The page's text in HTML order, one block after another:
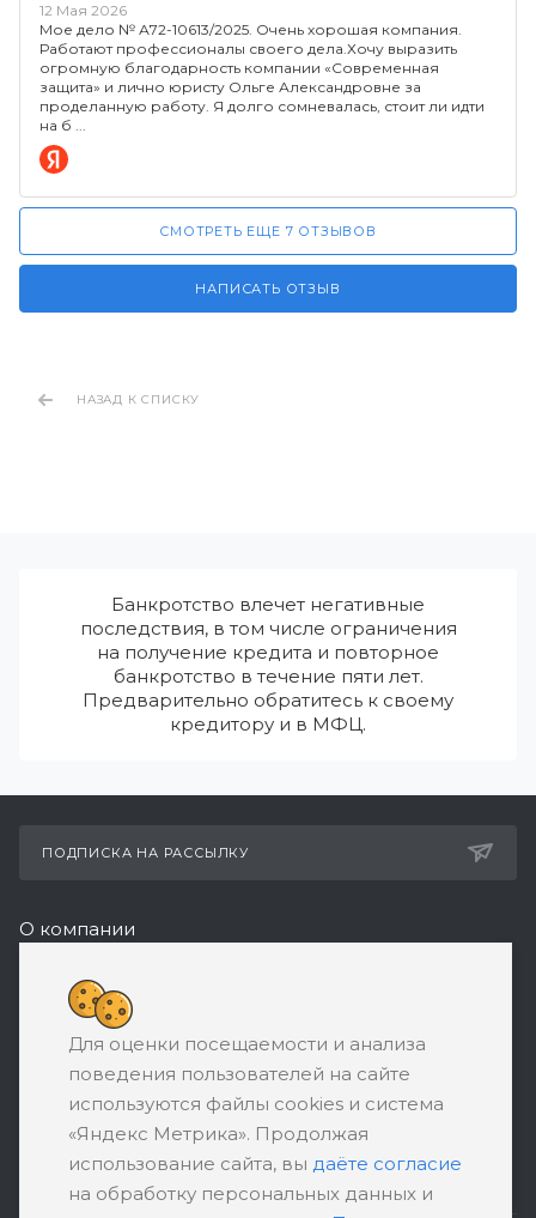
12 Мая 2026
Мое дело № А72-10613/2025. Очень хорошая компания.
Работают профессионалы своего дела.Хочу выразить
огромную благодарность компании «Современная
защита» и лично юристу Ольге Александровне за
проделанную работу. Я долго сомневалась, стоит ли идти
на б
СМОТРЕТЬ ЕЩЕ 7 ОТЗЫВОВ
НАПИСАТЬ ОТЗЫВ
НАЗАД К СПИСКУ
Банкротство влечет негативные
последствия, в том числе ограничения
на получение кредита и повторное
банкротство в течение пяти лет.
Предварительно обратитесь к своему
кредитору и в МФЦ.
ПОДПИСКА НА РАССЫЛКУ
О компании
Реквизиты
8 (800) 550-08-77
ЗАКАЗАТЬ ЗВОНОК
support@ratingbankrotstva.ru
111398, Москва, ул. Плеханова, д. 30,
абонентский ящик №5
Для оценки посещаемости и анализа
поведения пользователей на сайте
используются файлы cookies и система
«Яндекс Метрика». Продолжая
использование сайта, вы даёте согласие
на обработку персональных данных и